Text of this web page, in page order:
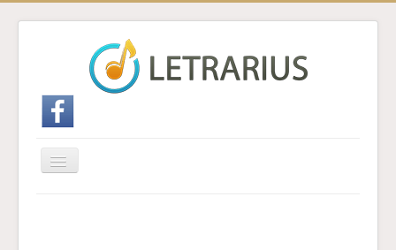
Cambiar
navegación